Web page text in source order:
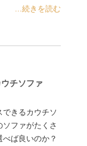
...続きを読む
チソファ
できるカウチソ
ファがたくさ
ば良いのか？